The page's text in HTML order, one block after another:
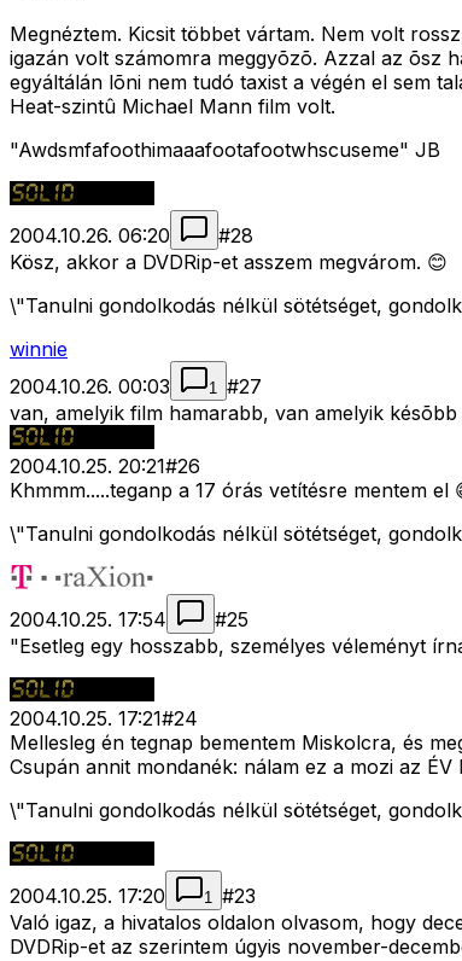
Megnéztem. Kicsit többet vártam. Nem volt
igazán volt számomra meggyõzõ. Azzal az õsz
egyáltálán lõni nem tudó taxist a végén el sem
Heat-szintû Michael Mann film volt.
"Awdsmfafoothimaaafootafootwhscuseme" JB
2004.10.26. 06:20 #28
Kösz, akkor a DVDRip-et asszem megvárom. 😊
\"Tanulni gondolkodás nélkül sötétséget,
winnie
2004.10.26. 00:03
1 #27
van, amelyik film hamarabb, van amelyik
2004.10.25. 20:21#26
Khmmm.....teganp a 17 órás vetítésre mentem el
\"Tanulni gondolkodás nélkül sötétséget,
2004.10.25. 17:54 #25
"Esetleg egy hosszabb, személyes véleményt
2004.10.25. 17:21#24
Mellesleg én tegnap bementem Miskolcra, és
Csupán annit mondanék: nálam ez a mozi az ÉV
\"Tanulni gondolkodás nélkül sötétséget,
2004.10.25. 17:20 1 #23
Való igaz, a hivatalos oldalon olvasom, hogy
DVDRip-et az szerintem úgyis november-